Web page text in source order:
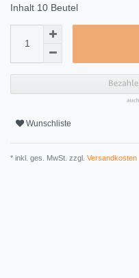
Inhalt 10 Beutel
Wunschliste
* inkl. ges. MwSt. zzgl. Versandkosten